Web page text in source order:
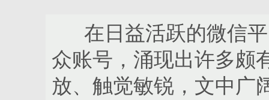
在日益活跃的微信平
众账号，涌现出许多颇
放、触觉敏锐，文中广